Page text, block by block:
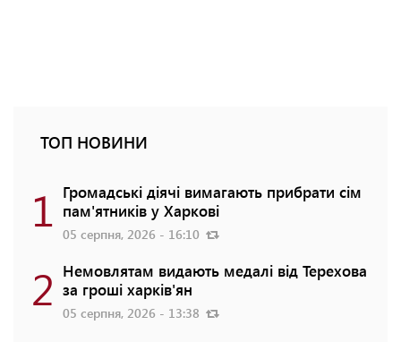
ТОП НОВИНИ
1 Громадські діячі вимагають прибрати сім
пам'ятників у Харкові
05 серпня, 2026 - 16:10
2 Немовлятам видають медалі від Терехова
за гроші харків'ян
05 серпня, 2026 - 13:38